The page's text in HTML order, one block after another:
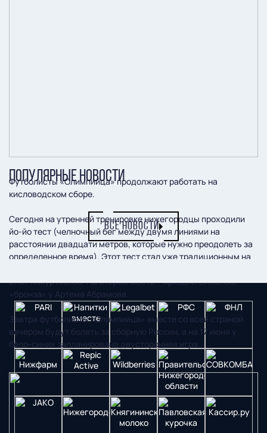
Футболисты «Олимпийца» продолжают работать на
кисловодском сборе.
Сегодня на утренней тренировке нижегородцы проходили
йо-йо тест (челночный бег между двумя линиями на
расстоянии двадцати метров, которые нужно преодолеть за
определенное время). Этот тест стал уже традиционным на
стал Тимур Аюпов. На втором месте – Аркадий Симанов,
«бронза» у Артема Абрамова.
Завтра футболисты «Олимпийца» вместе со всей страной
вечером будут болеть за сборную России, а на 17 июня у
бело-синих запланирована двусторонняя игра.
ПОПУЛЯРНЫЕ НОВОСТИ
ВСЕ НОВОСТИ